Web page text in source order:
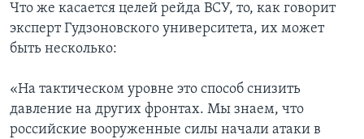
Что же касается целей рейда ВСУ, то, как говорит
эксперт Гудзоновского университета, их может
быть несколько:
«На тактическом уровне это способ снизить
давление на других фронтах. Мы знаем, что
российские вооруженные силы начали атаки в